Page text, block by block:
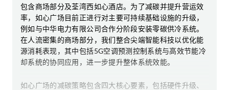
包含商场部分及荃湾西如心酒店。为了减碳并提升营运效
率，如心广场目前正进行对主要可持续基础设施的升级，
例如与中华电力有限公司合作分阶段安装零碳供冷系统。
在人流密集的商场部分，我们整合尖端智能科技以优化能
源消耗表现，其中包括5G空调预测控制系统与高效节能冷
却系统的协同应用，进一步提升整体系统效能。
如心广场的减碳策略包含四大核心要素，包括硬件升级、